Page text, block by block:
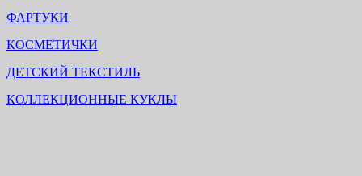
ФАРТУКИ
КОСМЕТИЧКИ
ДЕТСКИЙ ТЕКСТИЛЬ
КОЛЛЕКЦИОННЫЕ КУКЛЫ